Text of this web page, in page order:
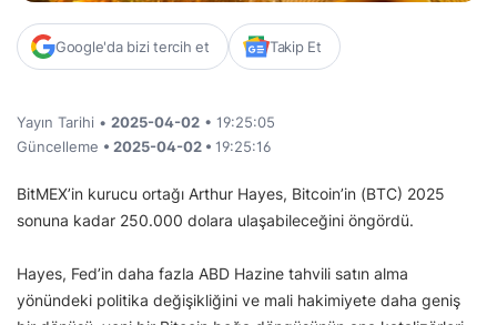
Google'da bizi tercih et Takip Et
Yayın Tarihi • 2025-04-02 • 19:25:05
Güncelleme • 2025-04-02 • 19:25:16
BitMEX’in kurucu ortağı Arthur Hayes, Bitcoin’in (BTC) 2025
sonuna kadar 250.000 dolara ulaşabileceğini öngördü.
Hayes, Fed’in daha fazla ABD Hazine tahvili satın alma
yönündeki politika değişikliğini ve mali hakimiyete daha geniş